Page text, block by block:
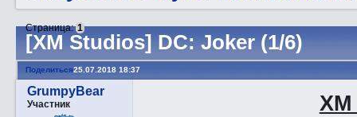
[XM Studios] DC: Joker (1/6)
Страница:1
Поделиться25.07.2018 18:37
GrumpyBear
Участник